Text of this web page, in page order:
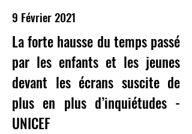
9 Février 2021
La forte hausse du temps passé
par les enfants et les jeunes
devant les écrans suscite de
plus en plus d’inquiétudes -
UNICEF